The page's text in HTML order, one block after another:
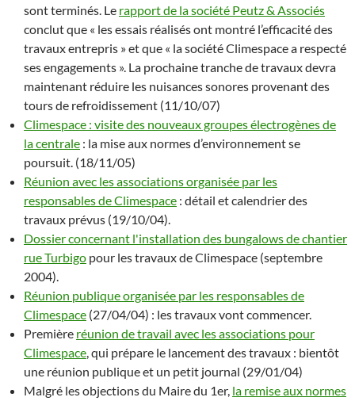
sont terminés. Le rapport de la société Peutz & Associés
conclut que « les essais réalisés ont montré l’efficacité des
travaux entrepris » et que « la société Climespace a respecté
ses engagements ». La prochaine tranche de travaux devra
maintenant réduire les nuisances sonores provenant des
tours de refroidissement (11/10/07)
Climespace : visite des nouveaux groupes électrogènes de
la centrale : la mise aux normes d’environnement se
poursuit. (18/11/05)
Réunion avec les associations organisée par les
responsables de Climespace : détail et calendrier des
travaux prévus (19/10/04).
Dossier concernant l'installation des bungalows de chantier
rue Turbigo pour les travaux de Climespace (septembre
2004).
Réunion publique organisée par les responsables de
Climespace (27/04/04) : les travaux vont commencer.
Première réunion de travail avec les associations pour
Climespace, qui prépare le lancement des travaux : bientôt
une réunion publique et un petit journal (29/01/04)
Malgré les objections du Maire du 1er, la remise aux normes